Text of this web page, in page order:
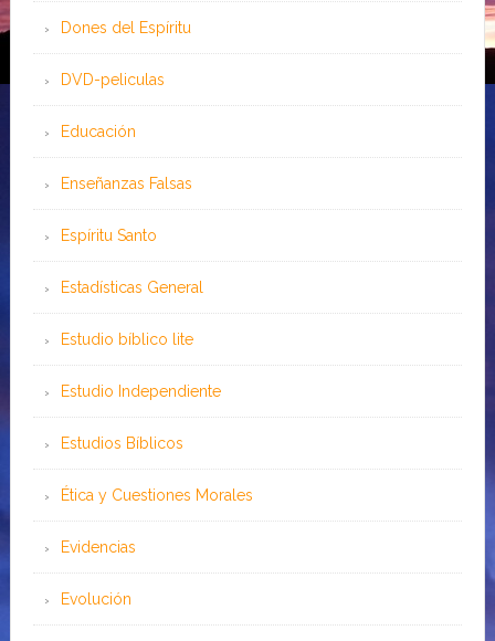
Dones del Espíritu
DVD-peliculas
Educación
Enseñanzas Falsas
Espíritu Santo
Estadísticas General
Estudio bíblico lite
Estudio Independiente
Estudios Bíblicos
Ética y Cuestiones Morales
Evidencias
Evolución